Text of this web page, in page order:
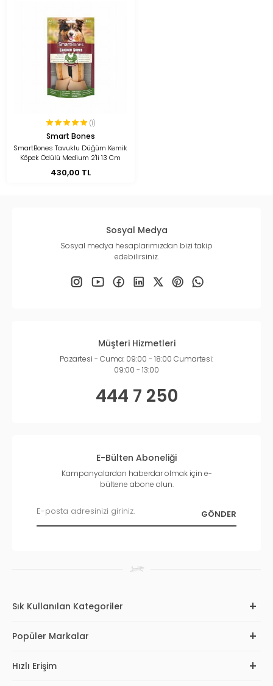
(1)
Smart Bones
SmartBones Tavuklu Düğüm Kemik
Köpek Ödülü Medium 2'li 13 Cm
430,00 TL
Sosyal Medya
Sosyal medya hesaplarımızdan bizi takip
edebilirsiniz.
Müşteri Hizmetleri
Pazartesi - Cuma: 09:00 - 18:00 Cumartesi:
09:00 - 13:00
444 7 250
E-Bülten Aboneliği
Kampanyalardan haberdar olmak için e-
bültene abone olun.
Sık Kullanılan Kategoriler
Popüler Markalar
Hızlı Erişim